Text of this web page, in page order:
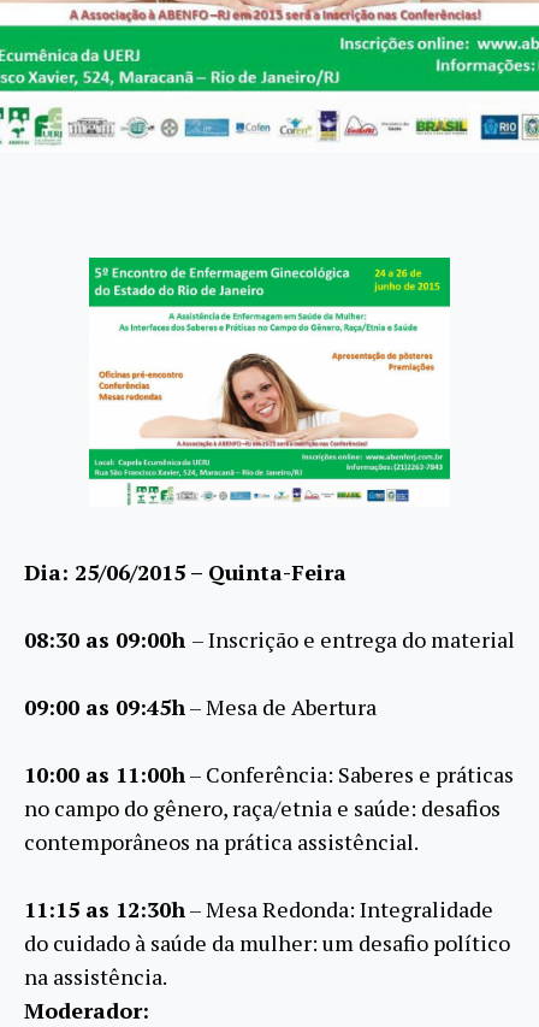
Dia: 25/06/2015 – Quinta-Feira
08:30 as 09:00h – Inscrição e entrega do material
09:00 as 09:45h– Mesa de Abertura
10:00 as 11:00h– Conferência: Saberes e práticas
no campo do gênero, raça/etnia e saúde: desafios
contemporâneos na prática assistêncial.
11:15 as 12:30h– Mesa Redonda: Integralidade
do cuidado à saúde da mulher: um desafio político
na assistência.
Moderador: